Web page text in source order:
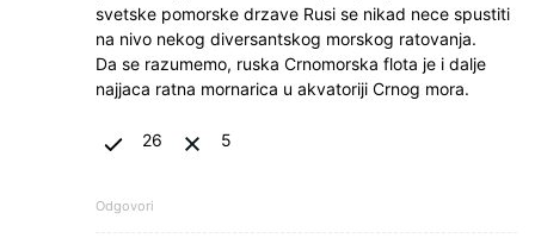
svetske pomorske drzave Rusi se nikad nece spustiti
na nivo nekog diversantskog morskog ratovanja.
Da se razumemo, ruska Crnomorska flota je i dalje
najjaca ratna mornarica u akvatoriji Crnog mora.
26 5
Odgovori